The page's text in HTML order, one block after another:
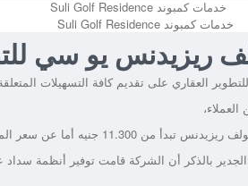
خدمات كمبوند Suli Golf Residence
ريزيدنس يو سي
العقاري على تقديم كافة التسهيلات
في الدوبليكس فهو يبدأ من 9.700 جنيه
بالذكر أن الشركة قامت توفير أنظمة